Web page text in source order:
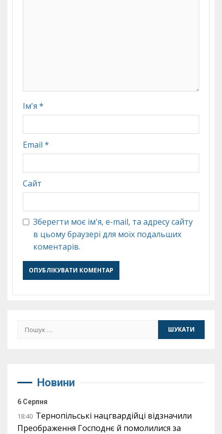
Ім'я *
Email *
Сайт
Зберегти моє ім'я, e-mail, та адресу сайту
в цьому браузері для моїх подальших
коментарів.
Пошук:
Новини
6 Серпня
18:40 Тернопільські нацгвардійці відзначили
Преображення Господнє й помолилися за